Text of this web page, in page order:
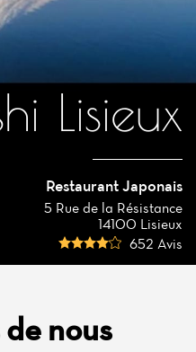
Lisieux
Restaurant Japonais
5 Rue de la Résistance
14100 Lisieux
652 Avis
nous